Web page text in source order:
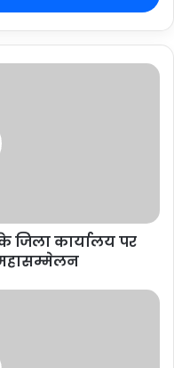
जिला कार्यालय पर
महासम्मेलन